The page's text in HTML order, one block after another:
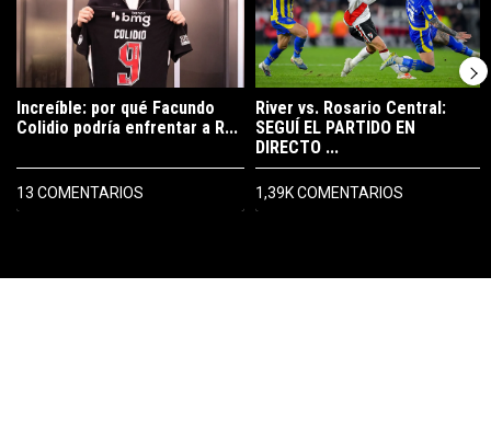
Increíble: por qué Facundo
Colidio podría enfrentar a R...
13 COMENTARIOS
River vs. Rosario Central:
SEGUÍ EL PARTIDO EN
DIRECTO ...
1,39K COMENTARIOS